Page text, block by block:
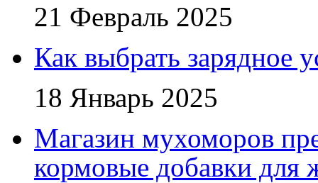
21 Февраль 2025
Как выбрать зарядное
18 Январь 2025
Магазин мухоморов
кормовые добавки для